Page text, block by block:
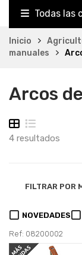
Todas las
Inicio
manuales
Arcos
4 resultados
FILTRAR POR
NOVEDADES
Ref: 08200002